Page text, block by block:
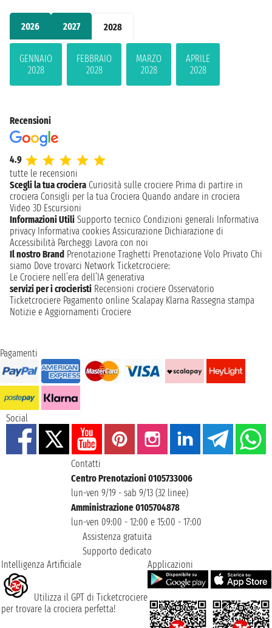
2026 2027 2028
GENNAIO
2028
FEBBRAIO
2028
MARZO
2028
APRILE
2028
Recensioni
4.9
tutte le recensioni
Scegli la tua crociera Curiosità sulle crociere Prima di partire in
crociera Consigli per la tua Crociera Quando andare in crociera
Video 3D Escursioni
Informazioni Utili Supporto tecnico Condizioni generali Informativa
privacy Informativa cookies Assicurazione Dichiarazione di
Accessibilità Parcheggi Lavora con noi
Il nostro Brand Prenotazione Traghetti Prenotazione Volo Privato Chi
siamo Dove trovarci Network Ticketcrociere:
Le Crociere nell’era dell’IA generativa
servizi per i crocieristi Recensioni crociere Osservatorio
Ticketcrociere Pagamento online Scalapay Klarna Rassegna stampa
Notizie e Aggiornamenti Crociere
Pagamenti
Social
Contatti
Centro Prenotazioni 0105733006
lun-ven 9/19 - sab 9/13 (32 linee)
Amministrazione 0105704878
lun-ven 09:00 - 12:00 e 15:00 - 17:00
Assistenza gratuita
Supporto dedicato
Intelligenza Artificiale
Utilizza il GPT di Ticketcrociere
per trovare la crociera perfetta!
Applicazioni